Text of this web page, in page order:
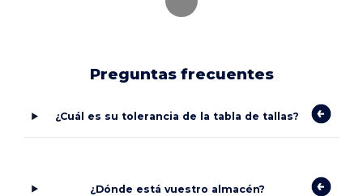
Preguntas frecuentes
¿Cuál es su tolerancia de la tabla de tallas?
¿Dónde está vuestro almacén?